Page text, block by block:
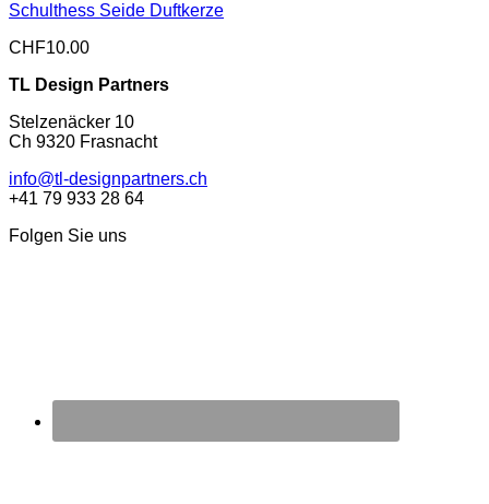
Schulthess Seide Duftkerze
CHF10.00
TL Design Partners
Stelzenäcker 10
Ch 9320 Frasnacht
info@tl-designpartners.ch
+41 79 933 28 64
Folgen Sie uns